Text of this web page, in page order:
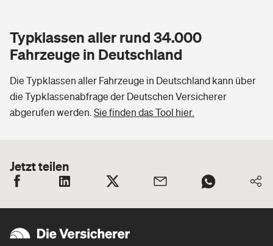
Typklassen aller rund 34.000
Fahrzeuge in Deutschland
Die Typklassen aller Fahrzeuge in Deutschland kann über
die Typklassenabfrage der Deutschen Versicherer
abgerufen werden. Sie finden das Tool hier.
Jetzt teilen